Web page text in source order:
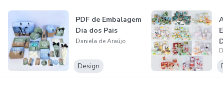
PDF de Embalagem
Dia dos Pais
Daniela de Araújo
Design